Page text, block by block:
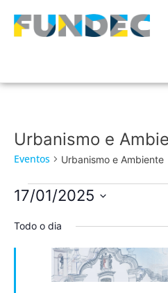
Urbanismo e
Eventos Urbanismo e Ambiente
17/01/2025
a
Todo o dia